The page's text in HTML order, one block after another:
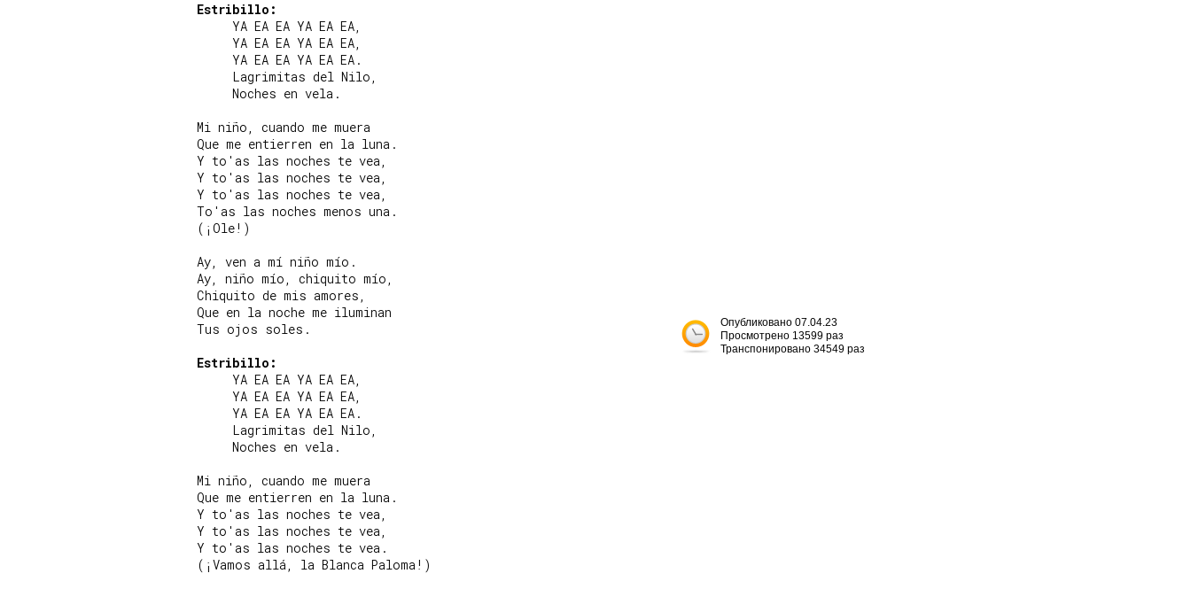
Estribillo:
     YA EA EA YA EA EA,
     YA EA EA YA EA EA,
     YA EA EA YA EA EA.
     Lagrimitas del Nilo,
     Noches en vela.
Mi niño, cuando me muera
Que me entierren en la luna.
Y to'as las noches te vea,
Y to'as las noches te vea,
Y to'as las noches te vea,
To'as las noches menos una.
(¡Ole!)
Ay, ven a mí niño mío.
Ay, niño mío, chiquito mío,
Chiquito de mis amores,
Que en la noche me iluminan
Tus ojos soles.
Estribillo:
     YA EA EA YA EA EA,
     YA EA EA YA EA EA,
     YA EA EA YA EA EA.
     Lagrimitas del Nilo,
     Noches en vela.
Mi niño, cuando me muera
Que me entierren en la luna.
Y to'as las noches te vea,
Y to'as las noches te vea,
Y to'as las noches te vea.
(¡Vamos allá, la Blanca Paloma!)
Опубликовано 07.04.23
Просмотрено 13599 раз
Транспонировано 34549 раз